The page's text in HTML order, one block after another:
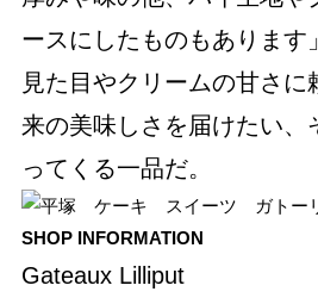
ースにしたものもあります
見た目やクリームの甘さに
来の美味しさを届けたい、
ってくる一品だ。
SHOP INFORMATION
Gateaux Lilliput